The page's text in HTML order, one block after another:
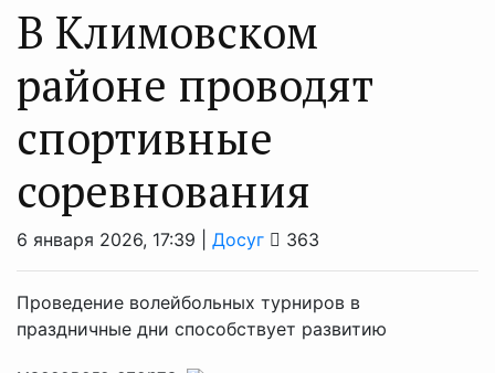
В Климовском
районе проводят
спортивные
соревнования
6 января 2026, 17:39 | Досуг 363
Проведение волейбольных турниров в
праздничные дни способствует развитию